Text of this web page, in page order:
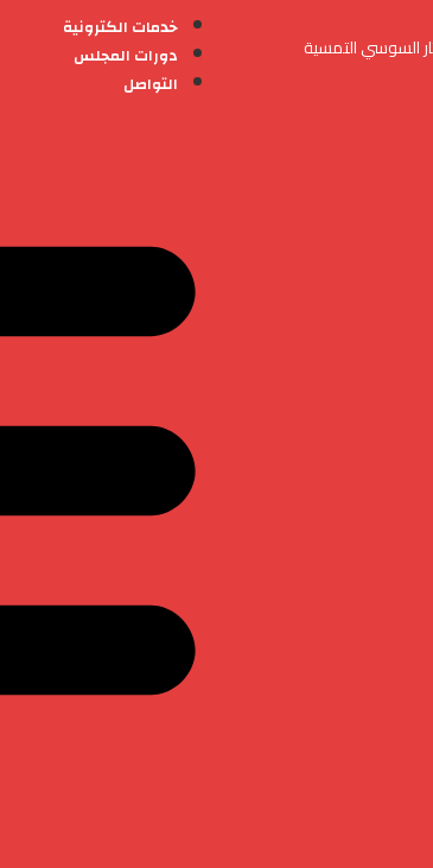
السوسي التمسية
خدمات الكترونية
دورات المجلس
التواصل